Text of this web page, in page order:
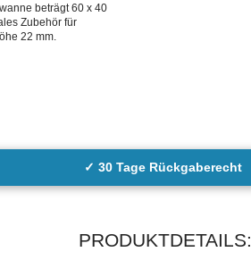
beträgt 60 x 40
Zubehör für
22 mm.
✓ 30 Tage Rückgaberecht
PRODUKTDETAILS: